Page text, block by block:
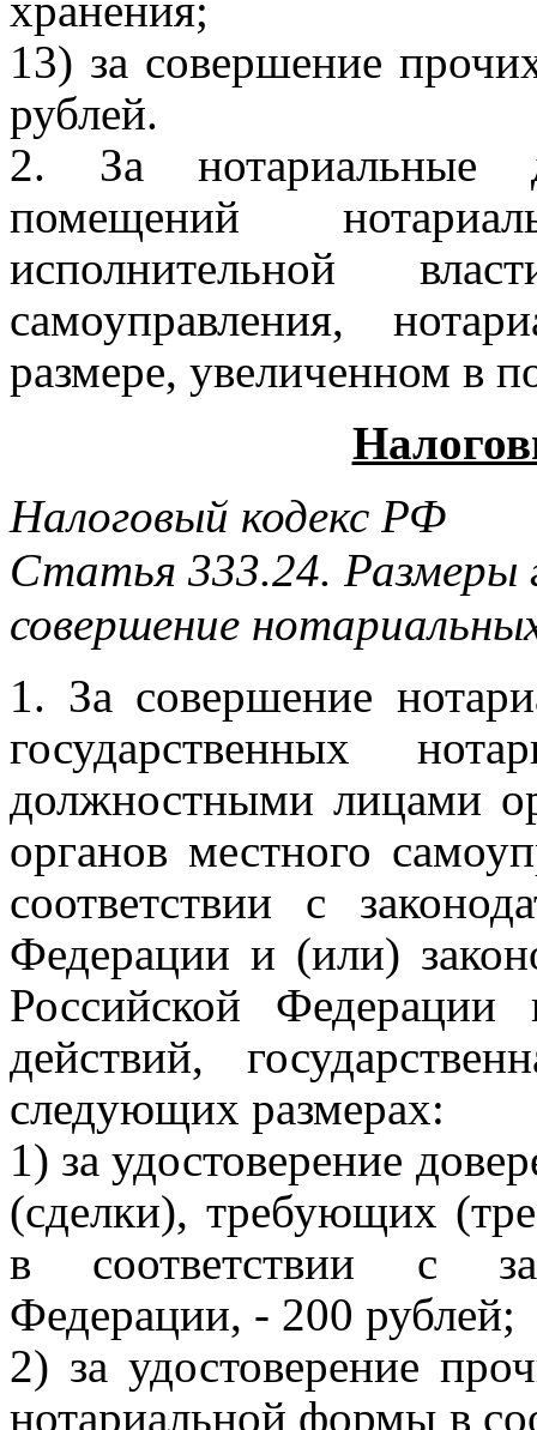
хранения;
13) за совершение
рублей.
2. За нотариальные
помещений
исполнительной
самоуправления,
размере, увеличенном в
Налоговый кодекс РФ
Статья 333.24. Размеры
совершение
1. За совершение
государственных
должностными лицами
органов местного
соответствии с
Федерации и (или)
Российской Федерации
действий,
следующих размерах:
1) за удостоверение
(сделки), требующих
в соответствии с
Федерации, - 200 рублей;
2) за удостоверение
нотариальной формы в